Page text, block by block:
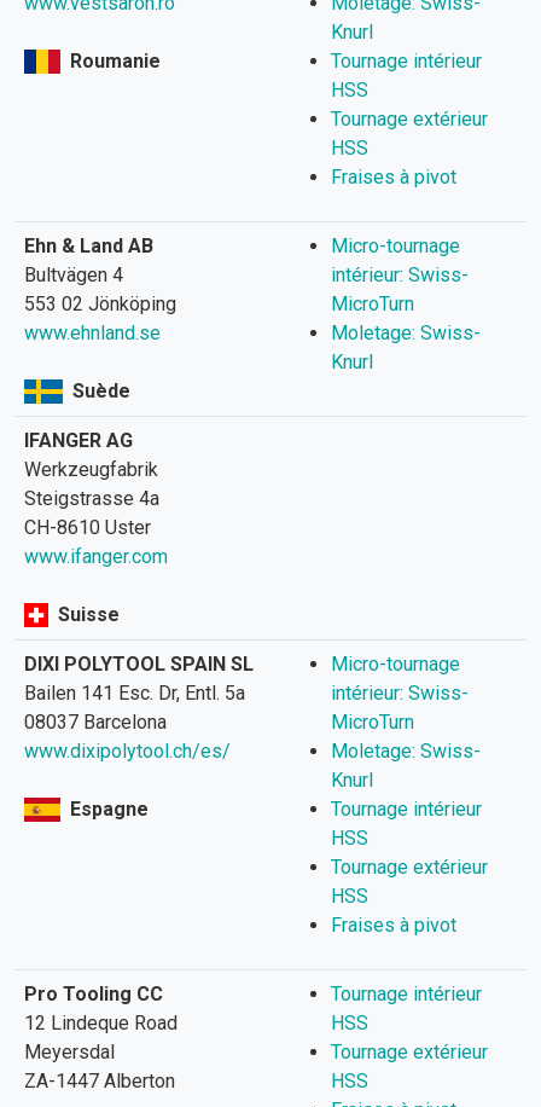
Roumanie
Knurl
Tournage intérieur
HSS
Tournage extérieur
HSS
Fraises à pivot
Ehn & Land AB
Bultvägen 4
553 02 Jönköping
www.ehnland.se
Suède
Micro-tournage
intérieur: Swiss-
MicroTurn
Moletage: Swiss-
Knurl
IFANGER AG
Werkzeugfabrik
Steigstrasse 4a
CH-8610 Uster
www.ifanger.com
Suisse
DIXI POLYTOOL SPAIN SL
Bailen 141 Esc. Dr, Entl. 5a
08037 Barcelona
www.dixipolytool.ch/es/
Espagne
Micro-tournage
intérieur: Swiss-
MicroTurn
Moletage: Swiss-
Knurl
Tournage intérieur
HSS
Tournage extérieur
HSS
Fraises à pivot
Pro Tooling CC
12 Lindeque Road
Meyersdal
ZA-1447 Alberton
Tournage intérieur
HSS
Tournage extérieur
HSS